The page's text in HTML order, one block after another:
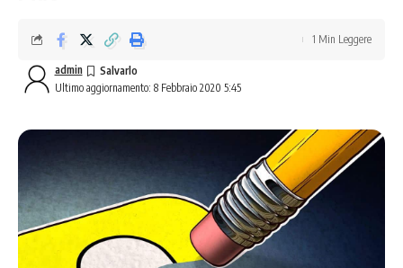
Ultimo aggiornamento: 8 Febbraio 2020 5:45
admin
1 Min Leggere